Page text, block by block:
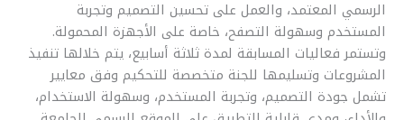
الرسمي المعتمد، والعمل على تحسين التصميم وتجربة
المستخدم وسهولة التصفح، خاصة على الأجهزة المحمولة.
وتستمر فعاليات المسابقة لمدة ثلاثة أسابيع، يتم خلالها تنفيذ
المشروعات وتسليمها للجنة متخصصة للتحكيم وفق معايير
تشمل جودة التصميم، وتجربة المستخدم، وسهولة الاستخدام،